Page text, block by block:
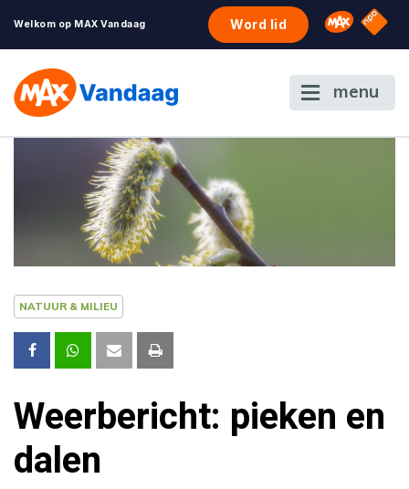
Welkom op MAX Vandaag Word lid Omroep
NPO
menu
NATUUR & MILIEU
Weerbericht: pieken en
dalen